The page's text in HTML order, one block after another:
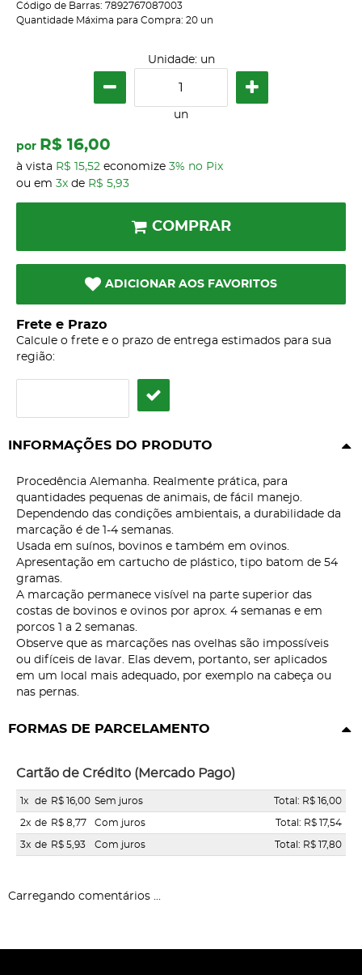
Código de Barras: 7892767087003
Quantidade Máxima para Compra: 20 un
Unidade: un
un
por R$ 16,00
à vista R$ 15,52 economize 3% no Pix
ou em 3x de R$ 5,93
COMPRAR
ADICIONAR AOS FAVORITOS
Frete e Prazo
Calcule o frete e o prazo de entrega estimados para sua
região:
INFORMAÇÕES DO PRODUTO
Procedência Alemanha. Realmente prática, para
quantidades pequenas de animais, de fácil manejo.
Dependendo das condições ambientais, a durabilidade da
marcação é de 1-4 semanas.
Usada em suínos, bovinos e também em ovinos.
Apresentação em cartucho de plástico, tipo batom de 54
gramas.
A marcação permanece visível na parte superior das
costas de bovinos e ovinos por aprox. 4 semanas e em
porcos 1 a 2 semanas.
Observe que as marcações nas ovelhas são impossíveis
ou difíceis de lavar. Elas devem, portanto, ser aplicados
em um local mais adequado, por exemplo na cabeça ou
nas pernas.
FORMAS DE PARCELAMENTO
Cartão de Crédito (Mercado Pago)
1x de R$ 16,00 Sem juros Total: R$ 16,00
2x de R$ 8,77 Com juros Total: R$ 17,54
3x de R$ 5,93 Com juros Total: R$ 17,80
Carregando comentários ...